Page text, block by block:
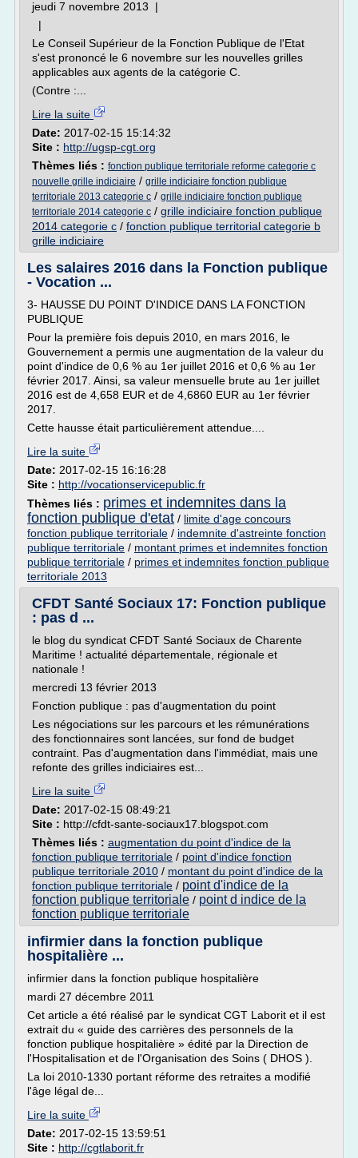
jeudi 7 novembre 2013 |
|
Le Conseil Supérieur de la Fonction Publique de l'Etat
s'est prononcé le 6 novembre sur les nouvelles grilles
applicables aux agents de la catégorie C.
(Contre :...
Lire la suite
Date: 2017-02-15 15:14:32
Site : http://ugsp-cgt.org
Thèmes liés : fonction publique territoriale reforme categorie c
nouvelle grille indiciaire / grille indiciaire fonction publique
territoriale 2013 categorie c / grille indiciaire fonction publique
territoriale 2014 categorie c / grille indiciaire fonction publique
2014 categorie c / fonction publique territorial categorie b
grille indiciaire
Les salaires 2016 dans la Fonction publique
- Vocation ...
3- HAUSSE DU POINT D'INDICE DANS LA FONCTION
PUBLIQUE
Pour la première fois depuis 2010, en mars 2016, le
Gouvernement a permis une augmentation de la valeur du
point d'indice de 0,6 % au 1er juillet 2016 et 0,6 % au 1er
février 2017. Ainsi, sa valeur mensuelle brute au 1er juillet
2016 est de 4,658 EUR et de 4,6860 EUR au 1er février
2017.
Cette hausse était particulièrement attendue....
Lire la suite
Date: 2017-02-15 16:16:28
Site : http://vocationservicepublic.fr
Thèmes liés : primes et indemnites dans la
fonction publique d'etat / limite d'age concours
fonction publique territoriale / indemnite d'astreinte fonction
publique territoriale / montant primes et indemnites fonction
publique territoriale / primes et indemnites fonction publique
territoriale 2013
CFDT Santé Sociaux 17: Fonction publique
: pas d ...
le blog du syndicat CFDT Santé Sociaux de Charente
Maritime ! actualité départementale, régionale et
nationale !
mercredi 13 février 2013
Fonction publique : pas d'augmentation du point
Les négociations sur les parcours et les rémunérations
des fonctionnaires sont lancées, sur fond de budget
contraint. Pas d'augmentation dans l'immédiat, mais une
refonte des grilles indiciaires est...
Lire la suite
Date: 2017-02-15 08:49:21
Site : http://cfdt-sante-sociaux17.blogspot.com
Thèmes liés : augmentation du point d'indice de la
fonction publique territoriale / point d'indice fonction
publique territoriale 2010 / montant du point d'indice de la
fonction publique territoriale / point d'indice de la
fonction publique territoriale / point d indice de la
fonction publique territoriale
infirmier dans la fonction publique
hospitalière ...
infirmier dans la fonction publique hospitalière
mardi 27 décembre 2011
Cet article a été réalisé par le syndicat CGT Laborit et il est
extrait du « guide des carrières des personnels de la
fonction publique hospitalière » édité par la Direction de
l'Hospitalisation et de l'Organisation des Soins ( DHOS ).
La loi 2010-1330 portant réforme des retraites a modifié
l'âge légal de...
Lire la suite
Date: 2017-02-15 13:59:51
Site : http://cgtlaborit.fr